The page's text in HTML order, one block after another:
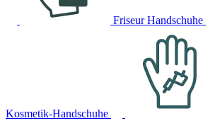
Friseur Handschuhe
Kosmetik-Handschuhe